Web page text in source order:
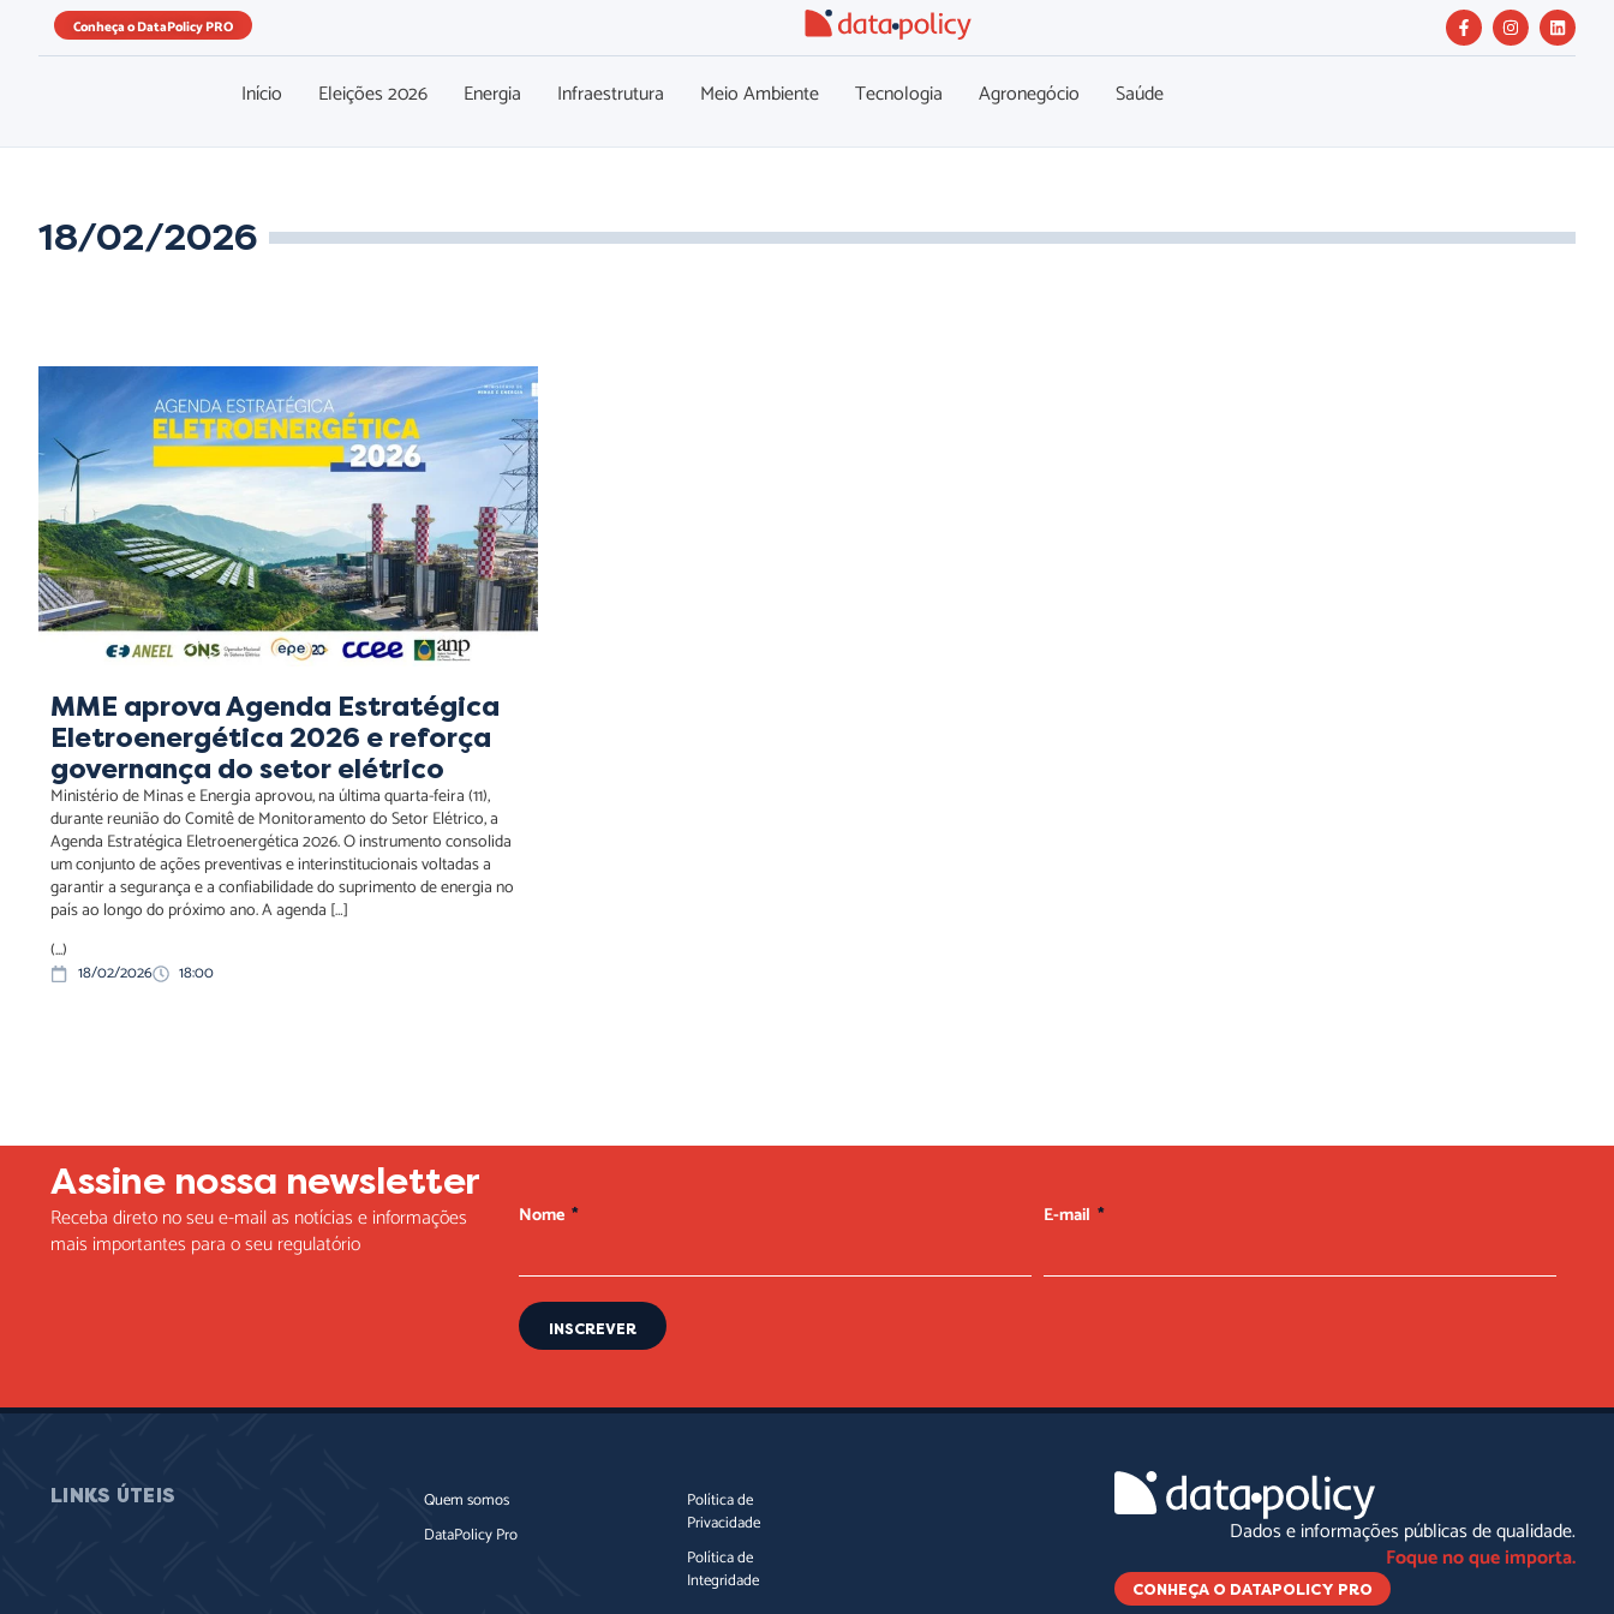
Conheça o DataPolicy PRO
Início Eleições 2026 Energia Infraestrutura Meio Ambiente Tecnologia Agronegócio Saúde
18/02/2026
MME aprova Agenda Estratégica Eletroenergética 2026 e
reforça governança do setor elétrico
MME aprova Agenda Estratégica
Eletroenergética 2026 e reforça
governança do setor elétrico
Ministério de Minas e Energia aprovou, na última quarta-feira (11),
durante reunião do Comitê de Monitoramento do Setor Elétrico, a
Agenda Estratégica Eletroenergética 2026. O instrumento consolida
um conjunto de ações preventivas e interinstitucionais voltadas a
garantir a segurança e a confiabilidade do suprimento de energia no
país ao longo do próximo ano. A agenda […]
(...)
18/02/2026 18:00
Assine nossa newsletter
Receba direto no seu e-mail as notícias e informações
mais importantes para o seu regulatório
Nome E-mail
INSCREVER
LINKS ÚTEIS
Quem somos
DataPolicy Pro
Política de
Privacidade
Política de
Integridade
Dados e informações públicas de qualidade.
Foque no que importa.
CONHEÇA O DATAPOLICY PRO